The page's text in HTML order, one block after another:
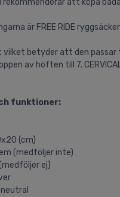
att köpa
är FREE RIDE
vilket betyder att den
av höften till 7.
funktioner:
(cm)
(medföljer inte)
ej)